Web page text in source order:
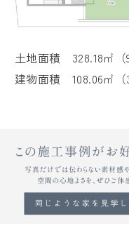
土地面積 328.18㎡（
建物面積 108.06㎡（